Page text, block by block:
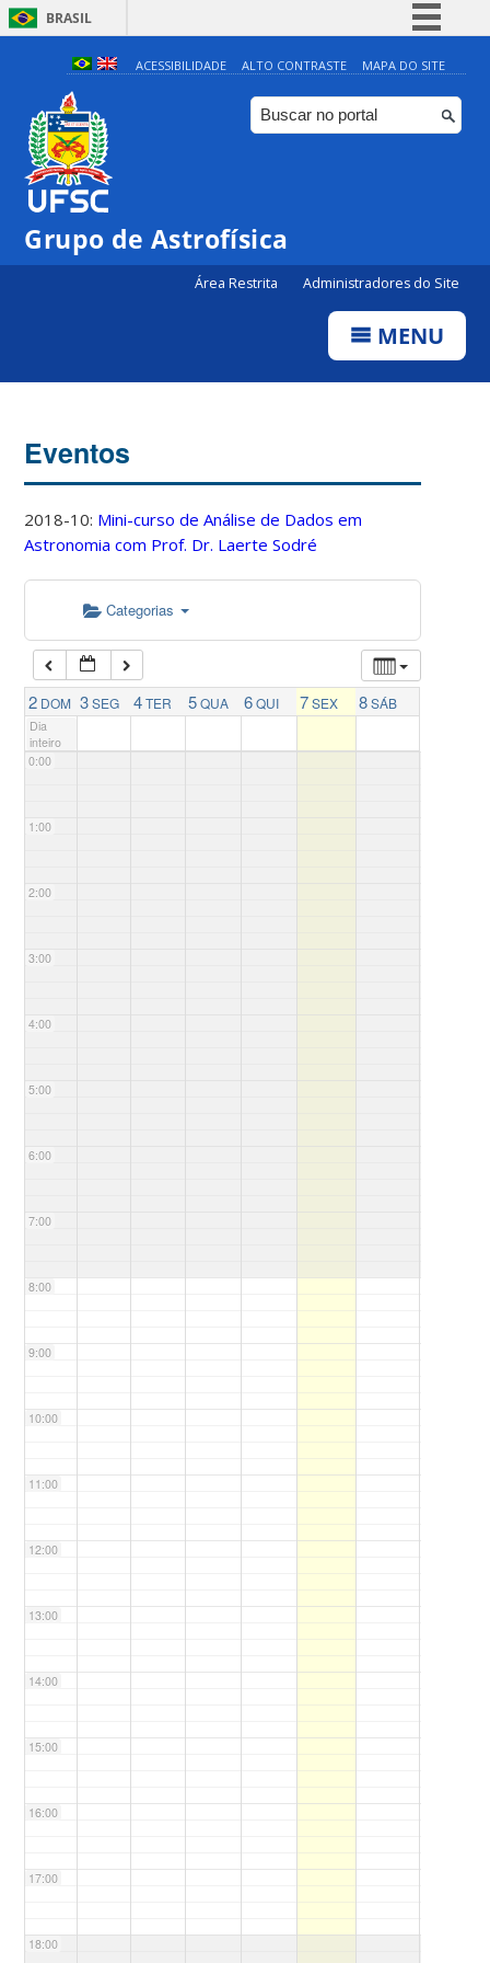
BRASIL
Simplifique!
Comunica BR
Participe
ACESSIBILIDADE ALTO CONTRASTE MAPA DO SITE
Grupo de Astrofísica
Área Restrita Administradores do Site
MENU
Eventos
2018-10: Mini-curso de Análise de Dados em
Astronomia com Prof. Dr. Laerte Sodré
Categorias
2 DOM 3SEG 4TER 5QUA 6QUI 7SEX 8SÁB
Dia
inteiro
0:00
1:00
2:00
3:00
4:00
5:00
6:00
7:00
8:00
9:00
10:00
11:00
12:00
13:00
14:00
15:00
16:00
17:00
18:00